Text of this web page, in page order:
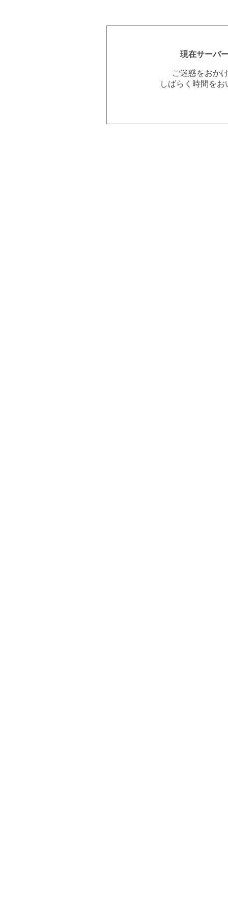
現在サーバ
ご迷惑をおか
しばらく時間を